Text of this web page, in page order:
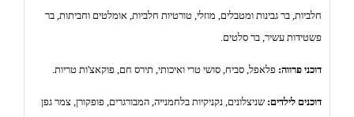
חלביות, בר גבינות ומטבלים, מוזלי, טורטיות חלביות, אומלטים וחביתות, בר
פשטידות עשיר, בר סלטים.
דוכני פרווה: פלאפל, סביח, סושי טרי ואיכותי, תירס חם, פוקאצ'ות טריות.
דוכנים לילדים: שניצלונים, נקניקיות בלחמנייה, המבורגרים, פופקורן, צמר גפן